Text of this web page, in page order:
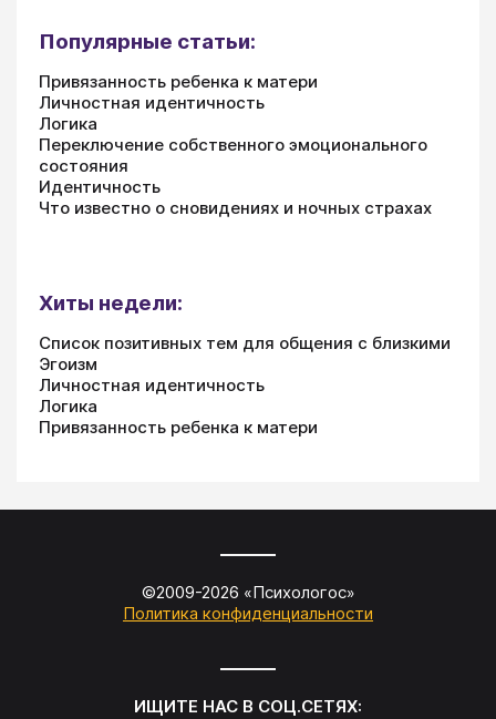
Популярные статьи:
Привязанность ребенка к матери
Личностная идентичность
Логика
Переключение собственного эмоционального
состояния
Идентичность
Что известно о сновидениях и ночных страхах
Хиты недели:
Список позитивных тем для общения с близкими
Эгоизм
Личностная идентичность
Логика
Привязанность ребенка к матери
©2009-2026 «Психологос»
Политика конфиденциальности
ИЩИТЕ НАС В СОЦ.СЕТЯХ: